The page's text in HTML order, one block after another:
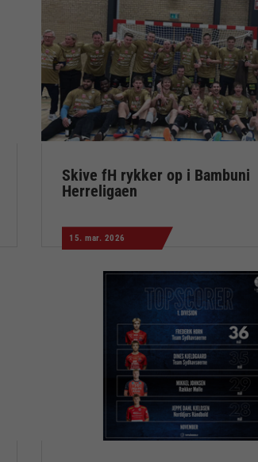
Skive fH rykker op i Bambuni
Herreligaen
15. mar. 2026